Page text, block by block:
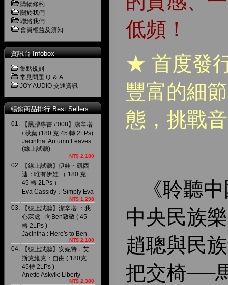
購物條約
關於我們
聯絡我們
會員權益及須知
資訊台 Infobox
集點規則
常見問題 Q ＆ A
JOY AUDIO 交通資訊
暢銷商品排行 Best Sellers
01.
【黑膠專書 #008】潔辛塔
/ 秋葉 (180 克 45 轉 2LPs)
Jacintha: Autumn Leaves
(線上試聽)
NT$ 2,180
02.
【線上試聽】伊娃・凱西
迪：唯有伊娃 （ 180 克
45 轉 2LPs ）
Eva Cassidy：Simply Eva
NT$ 1,298
03.
【線上試聽】潔辛塔 ：我
心深處 - 向Ben致敬 ( 45
轉 2LPs )
Jacintha : Here′s to Ben
NT$ 2,180
04.
【線上試聽】安妮特．艾
斯克維克：自由 ( 180克
45轉 2LPs )
Anette Askvik: Liberty
NT$ 2,380
低頻！
★ 首度發
豐富的細
態，挑戰
《聆聽中
中央民族
趙聰與民
把交椅──